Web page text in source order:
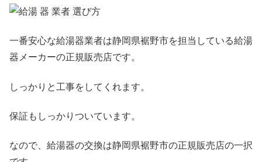
一番安心な給湯器業者は静岡県裾野市を担当している給湯
器メーカーの正規販売店です。
しっかりと工事をしてくれます。
保証もしっかりついています。
なので、給湯器の交換は静岡県裾野市の正規販売店の一択